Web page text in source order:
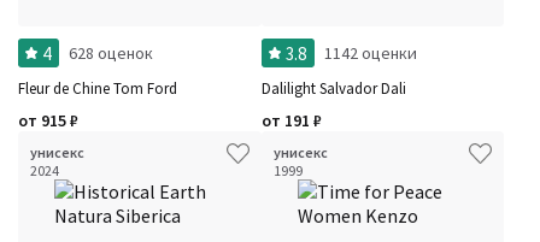
4 628 оценок
Fleur de Chine Tom Ford
от 915₽
3.8 1142 оценки
Dalilight Salvador Dali
от 191 ₽
унисекс
2024
унисекс
1999